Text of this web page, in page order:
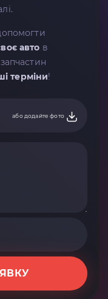
авто в
терміни!
або додайте фото